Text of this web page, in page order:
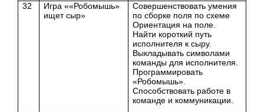
32
Игра ««Робомышь»
ищет сыр»
Совершенствовать умения
по сборке поля по схеме
Ориентация на поле.
Найти короткий путь
исполнителя к сыру.
Выкладывать символами
команды для исполнителя.
Программировать
«Робомышь».
Способствовать работе в
команде и коммуникации.